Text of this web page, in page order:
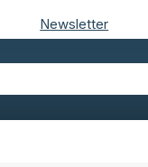
Newsletter